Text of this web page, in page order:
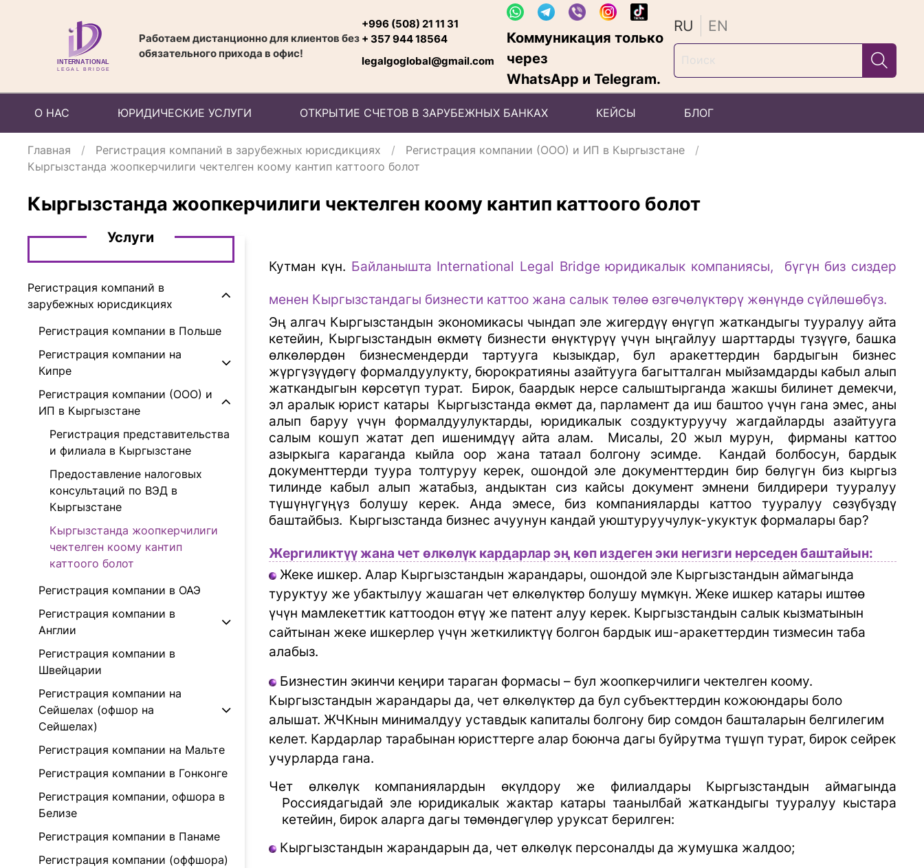
Работаем дистанционно для клиентов без
обязательного прихода в офис!
+996 (508) 21 11 31
+ 357 944 18564
legalgoglobal@gmail.com
Коммуникация только
через
WhatsApp и Telegram.
EN
RU
О НАС ЮРИДИЧЕСКИЕ УСЛУГИ ОТКРЫТИЕ СЧЕТОВ В ЗАРУБЕЖНЫХ БАНКАХ КЕЙСЫ БЛОГ
Главная Регистрация компаний в зарубежных юрисдикциях
Регистрация компании (ООО) и ИП в Кыргызстане
Кыргызстанда жоопкерчилиги чектелген коому кантип каттоого болот
Кыргызстанда жоопкерчилиги чектелген коому кантип каттоого болот
Кутман күн. Байланышта International Legal Bridge юридикалык компаниясы, бүгүн биз сиздер
менен Кыргызстандагы бизнести каттоо жана салык төлөө өзгөчөлүктөрү жөнүндө сүйлөшөбүз.
Эң алгач Кыргызстандын экономикасы чындап эле жигердүү өнүгүп жаткандыгы тууралуу айта
кетейин, Кыргызстандын өкмөтү бизнести өнүктүрүү үчүн ыңгайлуу шарттарды түзүүгө, башка
өлкөлөрдөн бизнесмендерди тартууга кызыкдар, бул аракеттердин бардыгын бизнес
жүргүзүүдөгү формалдуулукту, бюрократияны азайтууга багытталган мыйзамдарды кабыл алып
жаткандыгын көрсөтүп турат. Бирок, баардык нерсе салыштырганда жакшы билинет демекчи,
эл аралык юрист катары Кыргызстанда өкмөт да, парламент да иш баштоо үчүн гана эмес, аны
алып баруу үчүн формалдуулуктарды, юридикалык создуктуруучу жагдайларды азайтууга
салым кошуп жатат деп ишенимдүү айта алам. Мисалы, 20 жыл мурун, фирманы каттоо
азыркыга караганда кыйла оор жана татаал болгону эсимде.
Кандай болбосун, бардык
документтерди туура толтуруу керек, ошондой эле документтердин бир бөлүгүн биз кыргыз
тилинде кабыл алып жатабыз, андыктан сиз кайсы документ эмнени билдирери тууралуу
түшүнүгүңүз болушу керек. Анда эмесе, биз компанияларды каттоо тууралуу сөзүбүздү
баштайбыз. Кыргызстанда бизнес ачуунун кандай уюштуруучулук-укуктук формалары бар?
Жергиликтүү жана чет өлкөлүк кардарлар эң көп издеген эки негизги нерседен баштайын:
Жеке ишкер. Алар Кыргызстандын жарандары, ошондой эле Кыргызстандын аймагында
туруктуу же убактылуу жашаган чет өлкөлүктөр болушу мүмкүн. Жеке ишкер катары иштөө
үчүн мамлекеттик каттоодон өтүү же патент алуу керек. Кыргызстандын салык кызматынын
сайтынан жеке ишкерлер үчүн жеткиликтүү болгон бардык иш-аракеттердин тизмесин таба
алабыз.
Бизнестин экинчи кеңири тараган формасы – бул жоопкерчилиги чектелген коому.
Кыргызстандын жарандары да, чет өлкөлүктөр да бул субъекттердин кожоюндары боло
алышат. ЖЧКнын минималдуу уставдык капиталы болгону бир сомдон башталарын белгилегим
келет. Кардарлар тарабынан юристтерге алар боюнча дагы буйрутма түшүп турат, бирок сейрек
учурларда гана.
Чет өлкөлүк компаниялардын өкүлдору же филиалдары Кыргызстандын аймагында
Россиядагыдай эле юридикалык жактар катары таанылбай жаткандыгы тууралуу кыстара
кетейин, бирок аларга дагы төмөндөгүлөр уруксат берилген:
Кыргызстандын жарандарын да, чет өлкөлүк персоналды да жумушка жалдоо;
Услуги
Регистрация компаний в
зарубежных юрисдикциях
Регистрация компании в Польше
Регистрация компании на
Кипре
Регистрация компании (ООО) и
ИП в Кыргызстане
Регистрация представительства
и филиала в Кыргызстане
Предоставление налоговых
консультаций по ВЭД в
Кыргызстане
Кыргызстанда жоопкерчилиги
чектелген коому кантип
каттоого болот
Регистрация компании в ОАЭ
Регистрация компании в
Англии
Регистрация компании в
Швейцарии
Регистрация компании на
Сейшелах (офшор на
Сейшелах)
Регистрация компании на Мальте
Регистрация компании в Гонконге
Регистрация компании, офшора в
Белизе
Регистрация компании в Панаме
Регистрация компании (оффшора)